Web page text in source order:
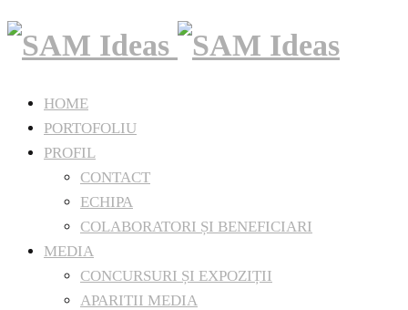
HOME
PORTOFOLIU
PROFIL
CONTACT
ECHIPA
COLABORATORI ȘI BENEFICIARI
MEDIA
CONCURSURI ȘI EXPOZIȚII
APARITII MEDIA